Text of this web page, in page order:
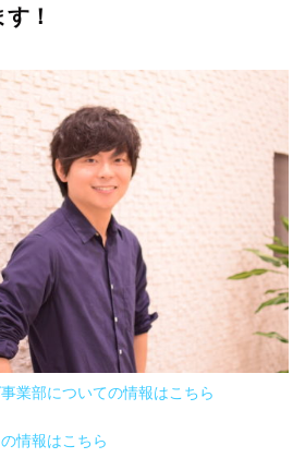
！
業部についての情報はこちら
情報はこちら